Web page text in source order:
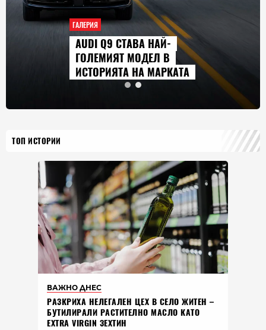
ГАЛЕРИЯ
AUDI Q9 СТАВА НАЙ-
ГОЛЕМИЯТ МОДЕЛ В
ИСТОРИЯТА НА МАРКАТА
ТОП ИСТОРИИ
ВАЖНО ДНЕС
РАЗКРИХА НЕЛЕГАЛЕН ЦЕХ В СЕЛО ЖИТЕН –
БУТИЛИРАЛИ РАСТИТЕЛНО МАСЛО КАТО
EXTRA VIRGIN ЗЕХТИН